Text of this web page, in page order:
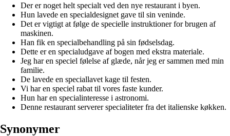
Der er noget helt specialt ved den nye restaurant i byen.
Hun lavede en specialdesignet gave til sin veninde.
Det er vigtigt at følge de specielle instruktioner for brugen af
maskinen.
Han fik en specialbehandling på sin fødselsdag.
Dette er en specialudgave af bogen med ekstra materiale.
Jeg har en speciel følelse af glæde, når jeg er sammen med min
familie.
De lavede en speciallavet kage til festen.
Vi har en speciel rabat til vores faste kunder.
Hun har en specialinteresse i astronomi.
Denne restaurant serverer specialiteter fra det italienske køkken.
Synonymer